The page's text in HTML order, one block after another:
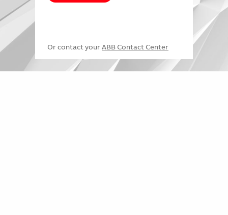
Or contact your ABB Contact Center